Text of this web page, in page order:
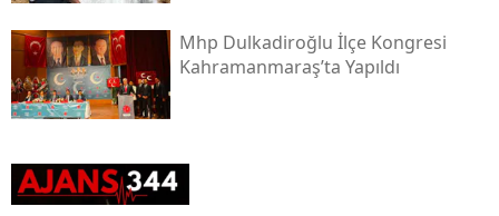
Mhp Dulkadiroğlu İlçe Kongresi
Kahramanmaraş’ta Yapıldı